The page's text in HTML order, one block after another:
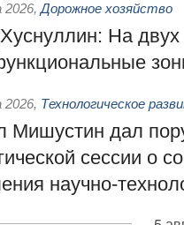
2026, Дорожное хозяйство
На двух
2026, Технологическое
Мишустин дал
сессии о
научно-